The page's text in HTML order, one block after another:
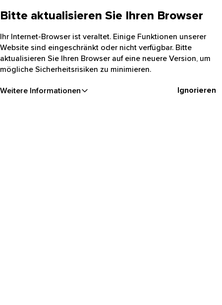
Bitte aktualisieren Sie Ihren Browser
Ihr Internet-Browser ist veraltet. Einige Funktionen unserer
Website sind eingeschränkt oder nicht verfügbar. Bitte
aktualisieren Sie Ihren Browser auf eine neuere Version, um
mögliche Sicherheitsrisiken zu minimieren.
Weitere Informationen Ignorieren